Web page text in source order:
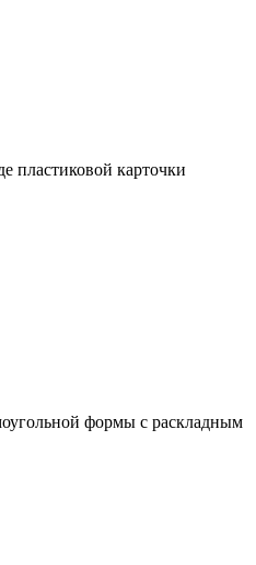
пластиковой карточки
формы с раскладным